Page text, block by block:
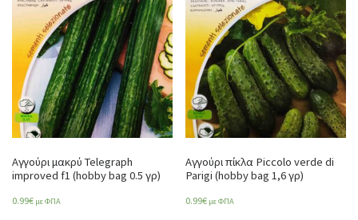
Αγγούρι μακρύ Telegraph
improved f1 (hobby bag 0.5 γρ)
0.99€ με ΦΠΑ
Αγγούρι πίκλα Piccolo verde di
Parigi (hobby bag 1,6 γρ)
0.99€ με ΦΠΑ